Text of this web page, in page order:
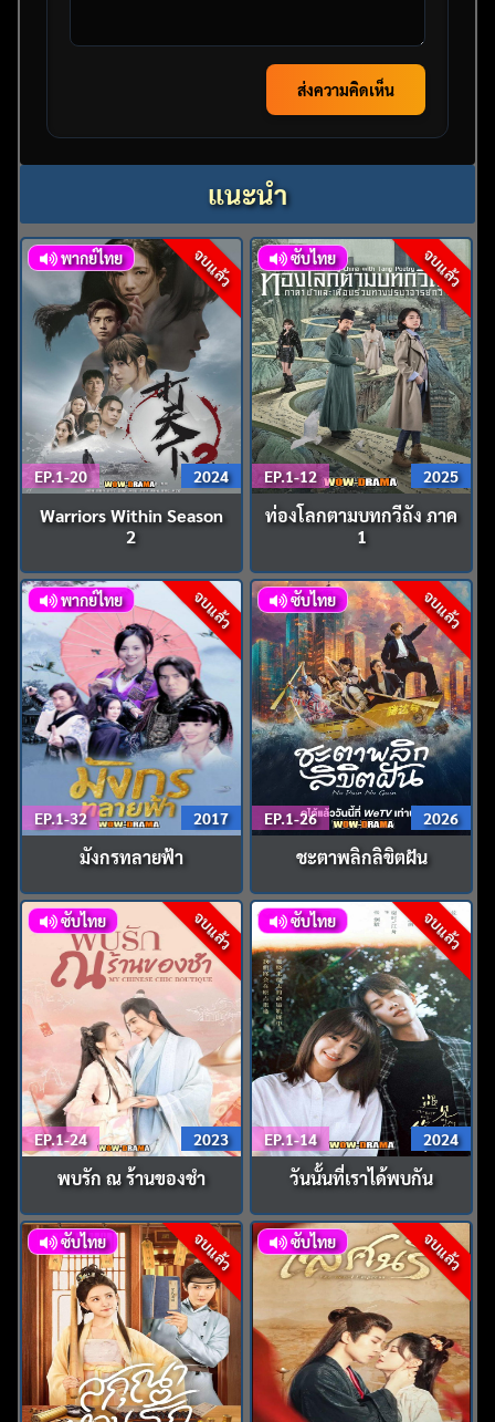
ส่งความคิดเห็น
แนะนำ
จบแล้ว
พากย์ไทย
EP.1-20 2024
Warriors Within Season
2
จบแล้ว
ซับไทย
EP.1-12 2025
ท่องโลกตามบทกวีถัง ภาค
1
จบแล้ว
พากย์ไทย
EP.1-32 2017
มังกรทลายฟ้า
จบแล้ว
ซับไทย
EP.1-26 2026
ชะตาพลิกลิขิตฝัน
จบแล้ว
ซับไทย
EP.1-24 2023
พบรัก ณ ร้านของชำ
จบแล้ว
ซับไทย
EP.1-14 2024
วันนั้นที่เราได้พบกัน
จบแล้ว
ซับไทย จบแล้ว
ซับไทย